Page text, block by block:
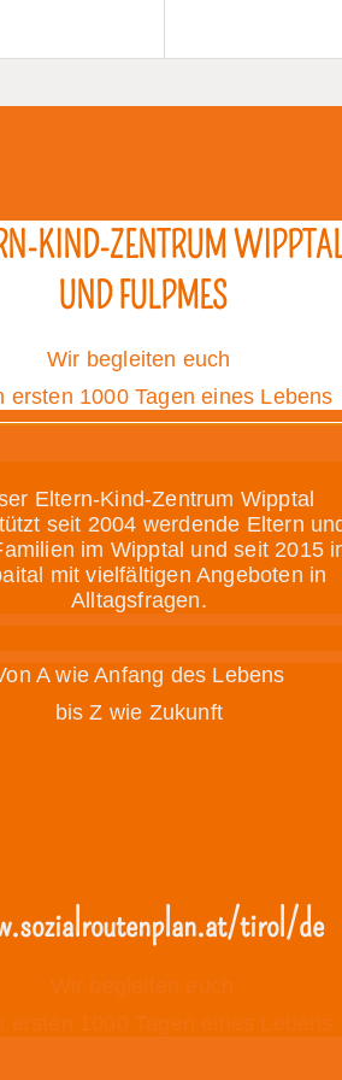
KIND-ZENTRUM
UND FULPMES
Wir begleiten euch
ersten 1000 Tagen eines Lebens
Eltern-Kind-Zentrum Wipptal
seit 2004 werdende Eltern
im Wipptal und seit 2015
mit vielfältigen Angeboten in
Alltagsfragen.
A wie Anfang des Lebens
bis Z wie Zukunft
tirol/de